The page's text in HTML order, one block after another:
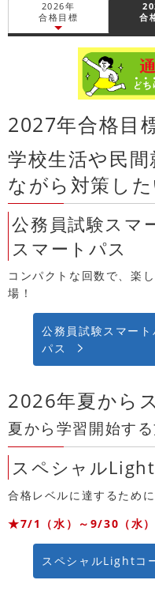
2026年
合格目標
合
2027年合格目
学校生活や民
ながら対策し
公務員試験スマ
スマートパス
コンパクトな回数で、楽
場！
公務員試験スマー
パス
2026年夏から
夏から学習開始す
スペシャル
合格レベルに達するため
★7/1（水）～9/30（水）
スペシャルLightコ